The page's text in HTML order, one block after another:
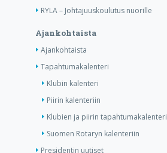
RYLA – Johtajuuskoulutus nuorille
Ajankohtaista
Ajankohtaista
Tapahtumakalenteri
Klubin kalenteri
Piirin kalenteriin
Klubien ja piirin tapahtumakalenteri
Suomen Rotaryn kalenteriin
Presidentin uutiset